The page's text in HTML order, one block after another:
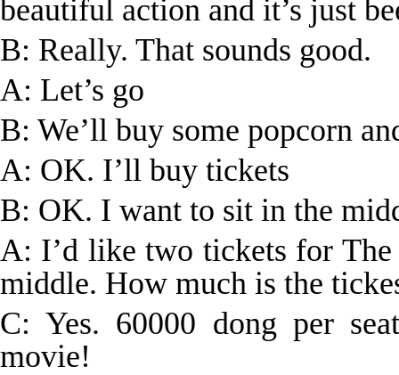
beautiful action and it’s just
B: Really. That sounds good.
A: Let’s go
B: We’ll buy some popcorn
A: OK. I’ll buy tickets
B: OK. I want to sit in the
A: I’d like two tickets for
middle. How much is the
C: Yes. 60000 dong per
movie!